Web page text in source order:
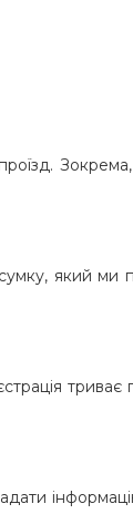
який ми
триває